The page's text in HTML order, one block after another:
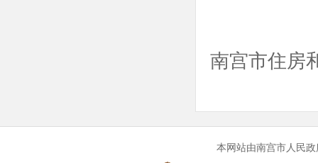
南宫市住房
本网站由南宫市人民